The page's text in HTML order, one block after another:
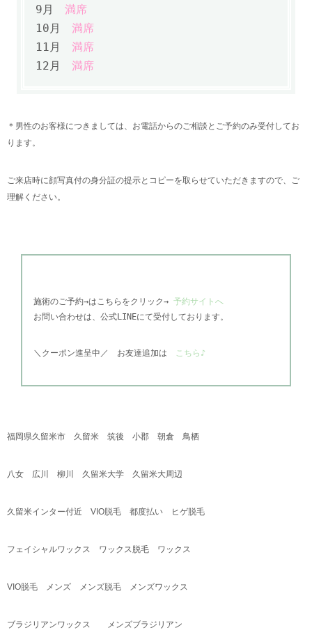
9月 満席
10月
満席
11月
満席
12月
満席
＊男性のお客様につきましては、お電話からのご相談とご予約のみ受付してお
ります。
ご来店時に顔写真付の身分証の提示とコピーを取らせていただきますので、ご
理解ください。
施術のご予約→はこちらをクリック→ 予約サイトへ
お問い合わせは、公式LINEにて受付しております。
＼ クーポン進呈中／ お友達追加は こちら♪
福岡県久留米市 久留米 筑後 小郡 朝倉 鳥栖
八女 広川 柳川 久留米大学 久留米大周辺
久留米インター付近 VIO脱毛 都度払い ヒゲ脱毛
フェイシャルワックス ワックス脱毛 ワックス
VIO脱毛 メンズ メンズ脱毛 メンズワックス
ブラジリアンワックス メンズブラジリアン